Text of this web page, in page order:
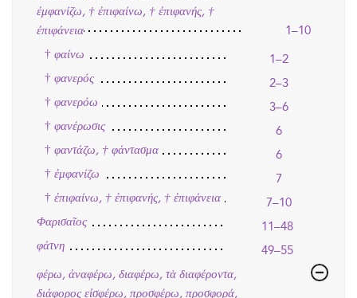
ἐμφανίζω, † ἐπιφαίνω, † ἐπιφανής, †
ἐπιφάνεια
1–10
† φαίνω
1–2
† φανερός
2–3
† φανερόω
3–6
† φανέρωσις
6
† φαντάζω, † φάντασμα
6
† ἐμφανίζω
7
† ἐπιφαίνω, † ἐπιφανής, † ἐπιφάνεια
7–10
Φαρισαῖος
11–48
φάτνη
49–55
φέρω, ἀναφέρω, διαφέρω, τὰ διαφέροντα,
διάφορος εἰσφέρω, προσφέρω, προσφορά,